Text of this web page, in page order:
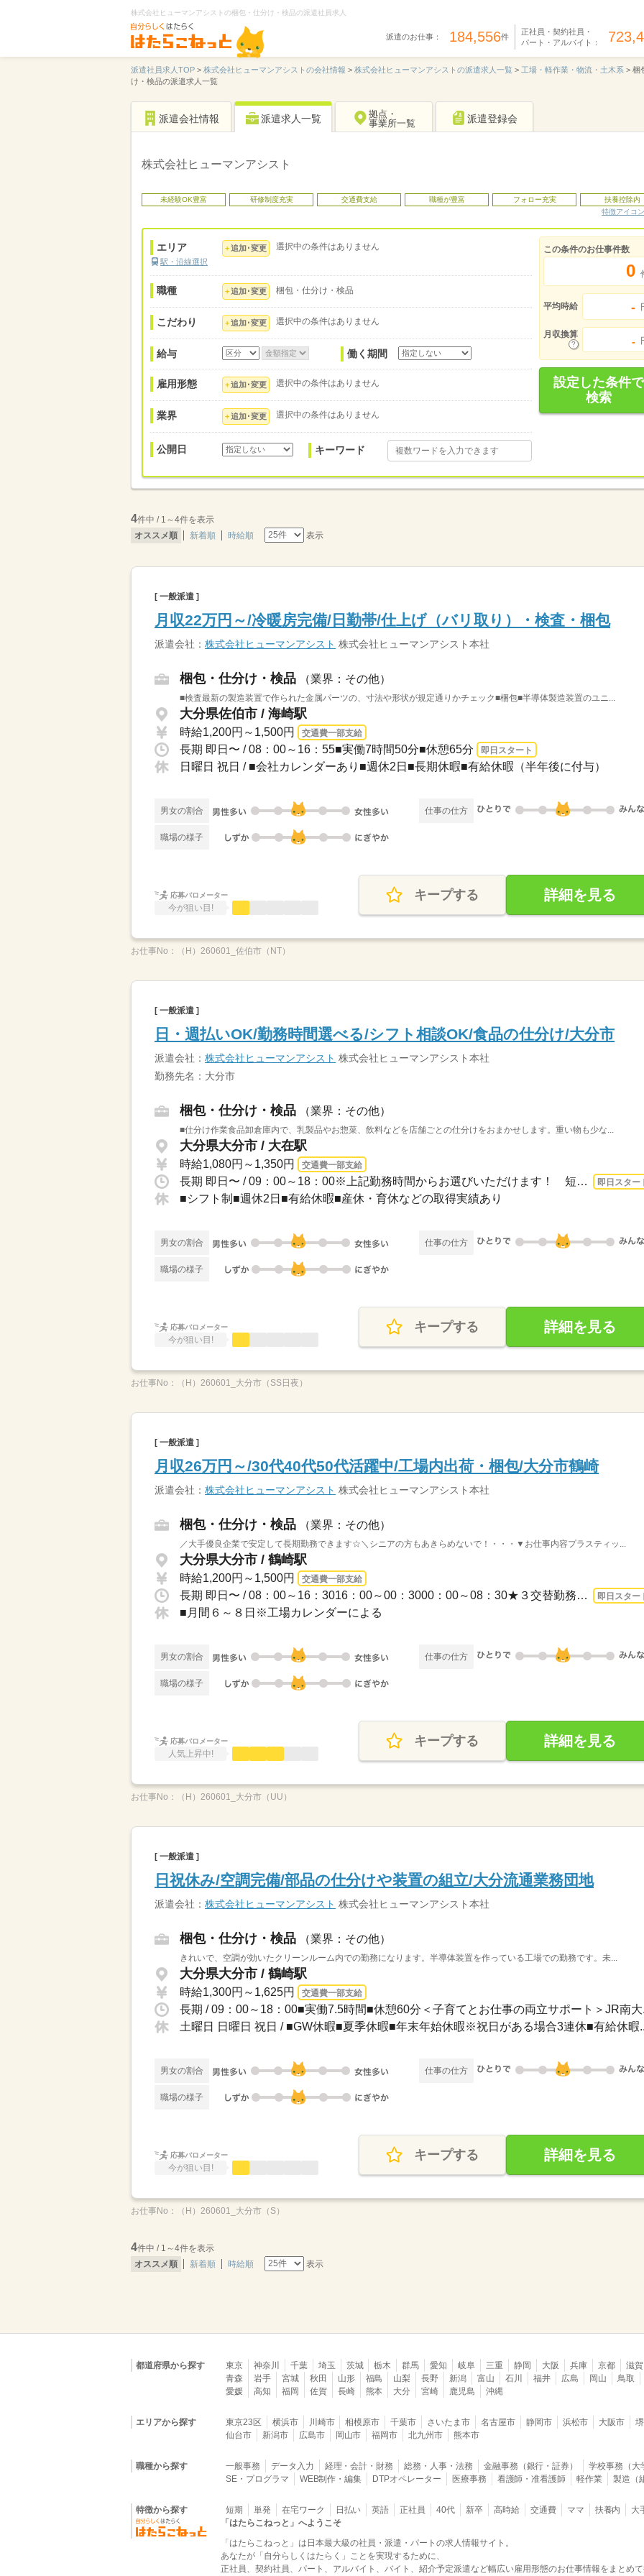
株式会社ヒューマンアシストの梱包・仕分け・検品の派遣社員求人
派遣のお仕事： 184,556件
正社員・契約社員・
パート・アルバイト：
派遣社員求人TOP > 株式会社ヒューマンアシストの会社情報 > 株式会社ヒューマンアシストの派遣求人一覧 > 工場・軽作業・物流・土木系 > 梱
け・検品の派遣求人一覧
派遣会社情報 派遣求人一覧
拠点・
事業所一覧
派遣登録会
株式会社ヒューマンアシスト
未経験OK豊富 研修制度充実 交通費支給 職種が豊富 フォロー充実
扶養控除内
特徴アイコ
エリア
駅・沿線選択
追加･変更 選択中の条件はありません
職種 追加･変更 梱包・仕分け・検品
こだわり 追加･変更 選択中の条件はありません
給与 働く期間
雇用形態 追加･変更 選択中の条件はありません
業界 追加･変更 選択中の条件はありません
公開日 キーワード
この条件のお仕事件数
0
平均時給 -
月収換算
-
設定した条件で
検索
4件中 / 1～4件を表示
オススメ順
新着順 時給順 表示
[ 一般派遣 ]
月収22万円～/冷暖房完備/日勤帯/仕上げ（バリ取り）・検査・梱包
派遣会社： 株式会社ヒューマンアシスト 株式会社ヒューマンアシスト本社
梱包・仕分け・検品 （業界：その他）
■検査最新の製造装置で作られた金属パーツの、寸法や形状が規定通りかチェック■梱包■半導体製造装置のユニ...
大分県佐伯市 / 海崎駅
時給1,200円～1,500円 交通費一部支給
長期 即日〜 / 08：00～16：55■実働7時間50分■休憩65分 即日スタート
日曜日 祝日 / ■会社カレンダーあり■週休2日■長期休暇■有給休暇（半年後に付与）
男女の割合 仕事の仕方
職場の様子
応募バロメーター
今が狙い目!
キープする 詳細を見る
お仕事No： （H）260601_佐伯市（NT）
[ 一般派遣 ]
日・週払いOK/勤務時間選べる/シフト相談OK/食品の仕分け/大分市
派遣会社： 株式会社ヒューマンアシスト 株式会社ヒューマンアシスト本社
勤務先名：大分市
梱包・仕分け・検品 （業界：その他）
■仕分け作業食品卸倉庫内で、乳製品やお惣菜、飲料などを店舗ごとの仕分けをおまかせします。重い物も少な...
大分県大分市 / 大在駅
時給1,080円～1,350円 交通費一部支給
長期 即日〜 / 09：00～18：00※上記勤務時間からお選びいただけます！ 短時間も相談O... 即日スター
■シフト制■週休2日■有給休暇■産休・育休などの取得実績あり
男女の割合 仕事の仕方
職場の様子
応募バロメーター
今が狙い目!
キープする 詳細を見る
お仕事No： （H）260601_大分市（SS日夜）
[ 一般派遣 ]
月収26万円～/30代40代50代活躍中/工場内出荷・梱包/大分市鶴崎
派遣会社： 株式会社ヒューマンアシスト 株式会社ヒューマンアシスト本社
梱包・仕分け・検品 （業界：その他）
／大手優良企業で安定して長期勤務できます☆＼シニアの方もあきらめないで！・・・▼お仕事内容プラスティッ...
大分県大分市 / 鶴崎駅
時給1,200円～1,500円 交通費一部支給
長期 即日〜 / 08：00～16：3016：00～00：3000：00～08：30★３交替勤務１）08：00～1... 即日スター
■月間６～８日※工場カレンダーによる
男女の割合 仕事の仕方
職場の様子
応募バロメーター
人気上昇中!
キープする 詳細を見る
お仕事No： （H）260601_大分市（UU）
[ 一般派遣 ]
日祝休み/空調完備/部品の仕分けや装置の組立/大分流通業務団地
派遣会社： 株式会社ヒューマンアシスト 株式会社ヒューマンアシスト本社
梱包・仕分け・検品 （業界：その他）
きれいで、空調が効いたクリーンルーム内での勤務になります。半導体装置を作っている工場での勤務です。未...
大分県大分市 / 鶴崎駅
時給1,300円～1,625円 交通費一部支給
長期 / 09：00～18：00■実働7.5時間■休憩60分＜子育てとお仕事の両立サポート＞JR南大
土曜日 日曜日 祝日 / ■GW休暇■夏季休暇■年末年始休暇※祝日がある場合3連休■有給休暇
男女の割合 仕事の仕方
職場の様子
応募バロメーター
今が狙い目!
キープする 詳細を見る
お仕事No： （H）260601_大分市（S）
4件中 / 1～4件を表示
オススメ順
新着順 時給順 表示
都道府県から探す 東京 神奈川 千葉 埼玉 茨城 栃木 群馬 愛知 岐阜 三重 静岡 大阪 兵庫 京都
滋賀
青森
岩手 宮城 秋田 山形 福島 山梨 長野 新潟 富山 石川 福井 広島 岡山
鳥取
愛媛
高知 福岡 佐賀 長崎 熊本 大分 宮崎 鹿児島 沖縄
エリアから探す 東京23区 横浜市 川崎市 相模原市 千葉市 さいたま市 名古屋市 静岡市 浜松市 大阪市
仙台市
新潟市 広島市 岡山市 福岡市 北九州市 熊本市
職種から探す 一般事務 データ入力 経理・会計・財務 総務・人事・法務 金融事務（銀行・証券）
学校事務（大
SE・プログラマ
WEB制作・編集 DTPオペレーター 医療事務 看護師・准看護師 軽作業 製造（
特徴から探す 短期 単発 在宅ワーク 日払い 英語 正社員 40代 新卒 高時給 交通費 ママ 扶養内
大
「はたらこねっと」へようこそ
「はたらこねっと」は日本最大級の社員・派遣・パートの求人情報サイト。
あなたが「自分らしくはたらく」ことを実現するために、
正社員、契約社員、パート、アルバイト、バイト、紹介予定派遣など幅広い雇用形態のお仕事情報をまとめ